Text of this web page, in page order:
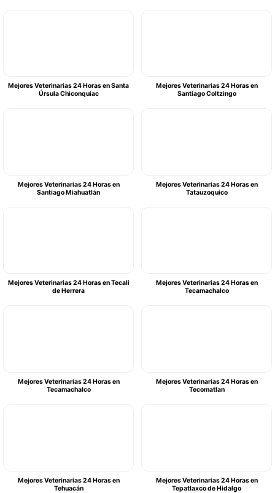
Mejores Veterinarias 24 Horas en Santa
Úrsula Chiconquiac
Mejores Veterinarias 24 Horas en
Santiago Coltzingo
Mejores Veterinarias 24 Horas en
Santiago Miahuatlán
Mejores Veterinarias 24 Horas en
Tatauzoquico
Mejores Veterinarias 24 Horas en Tecali
de Herrera
Mejores Veterinarias 24 Horas en
Tecamachalco
Mejores Veterinarias 24 Horas en
Tecamachalco
Mejores Veterinarias 24 Horas en
Tecomatlan
Mejores Veterinarias 24 Horas en
Tehuacán
Mejores Veterinarias 24 Horas en
Tepatlaxco de Hidalgo